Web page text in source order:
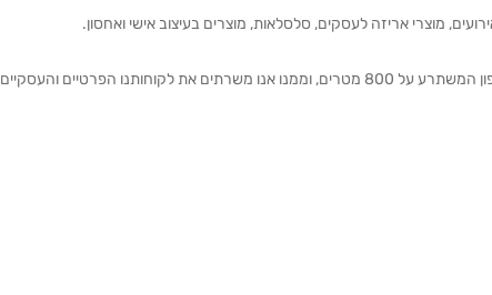
מוצרי אריזה לעסקים, סלסלאות, מוצרים בעיצוב אישי ואחסון.
אנחנו מזמינים אותכם להתרשם מאולם התצוגה הגדול והמרשים ביותר בצפון המשתרע על 800 מטרים, וממנו אנו משרתים את לקוחותנו הפרטיים והעסקיים